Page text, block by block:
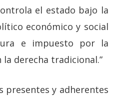
el estado bajo la
económico y social
e impuesto por la
derecha tradicional.”
presentes y adherentes